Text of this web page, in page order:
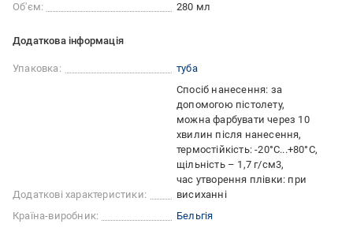
Об'єм:
280 мл
Додаткова інформація
Упаковка: туба
Додаткові характеристики:
Спосіб нанесення: за
допомогою пістолету
можна фарбувати через 10
хвилин після нанесення
термостійкість: -20°C...+80°C
щільність – 1,7 г/см3
час утворення плівки: при
висиханні
Країна-виробник:
Бельгія